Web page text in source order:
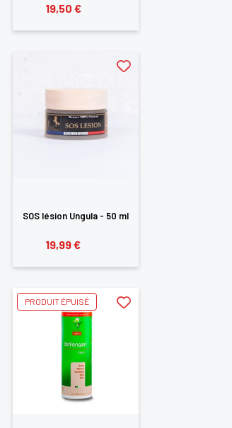
19,50 €
SOS lésion Ungula - 50 ml
19,99 €
PRODUIT ÉPUISÉ